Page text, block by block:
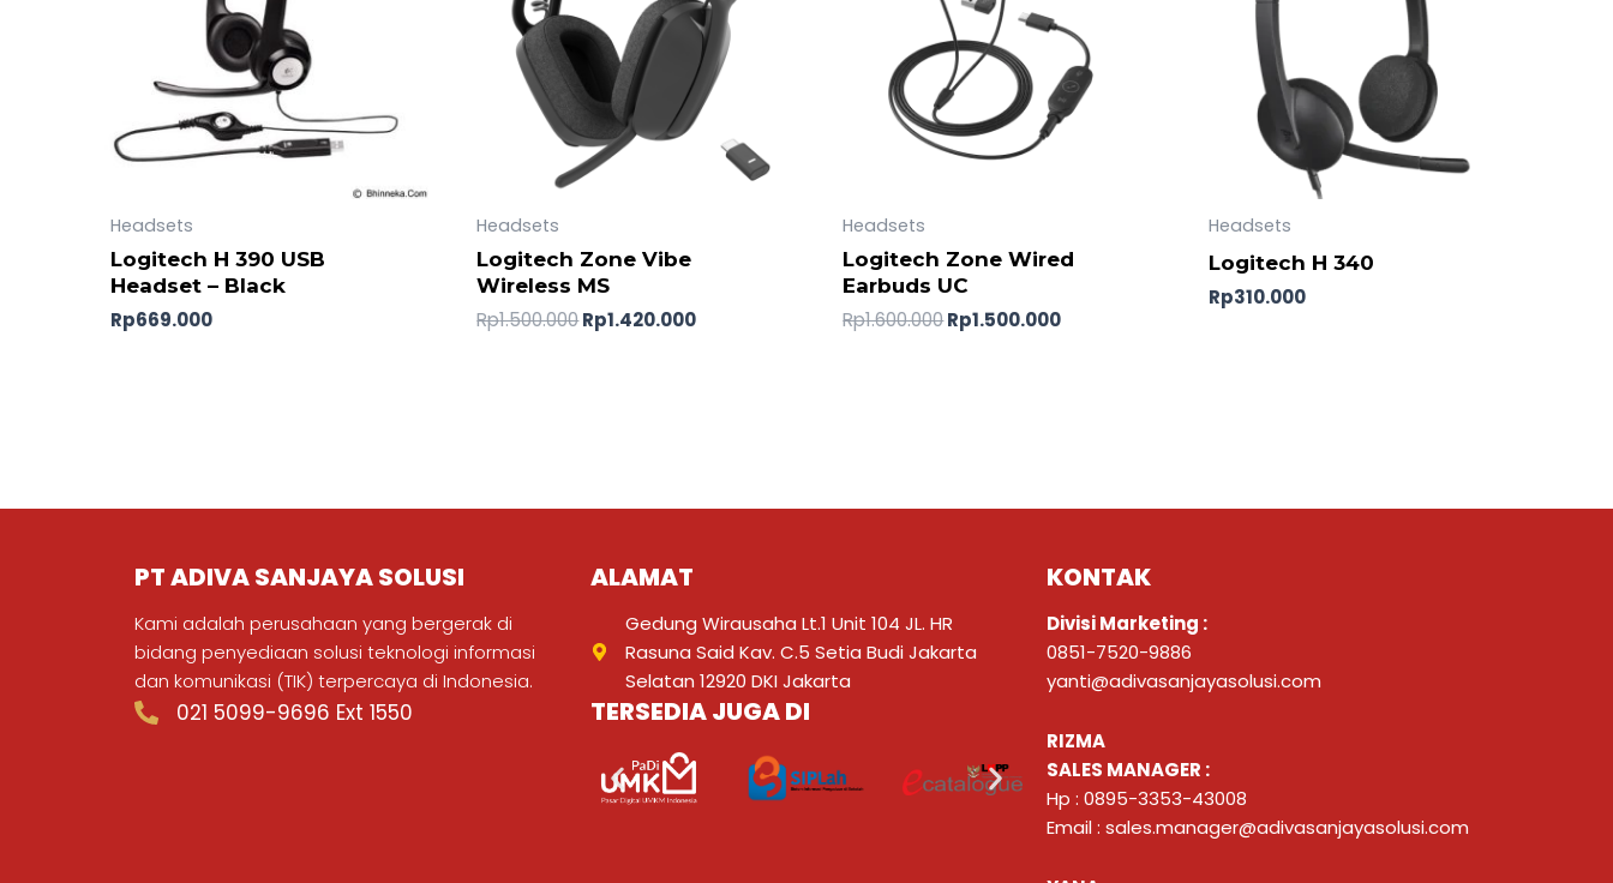
Headsets
Logitech H 390 USB
Headset – Black
Rp669.000
Headsets
Logitech Zone Vibe
Wireless MS
Rp1.500.000Rp1.420.000
Headsets
Logitech Zone Wired
Earbuds UC
Rp1.600.000Rp1.500.000
Headsets
Logitech H 340
Rp310.000
PT ADIVA SANJAYA SOLUSI
Kami adalah perusahaan yang bergerak di
bidang penyediaan solusi teknologi informasi
dan komunikasi (TIK) terpercaya di Indonesia.
021 5099-9696 Ext 1550
ALAMAT
Gedung Wirausaha Lt.1 Unit 104 JL. HR
Rasuna Said Kav. C.5 Setia Budi Jakarta
Selatan 12920 DKI Jakarta
TERSEDIA JUGA DI
KONTAK
Divisi Marketing :
0851-7520-9886
yanti@adivasanjayasolusi.com
RIZMA
SALES MANAGER :
Hp : 0895-3353-43008
Email : sales.manager@adivasanjayasolusi.com